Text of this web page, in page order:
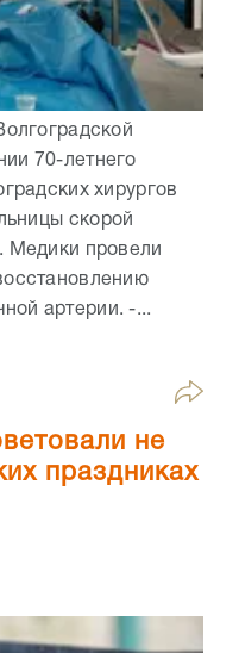
70-летнего
хирургов
скорой
Медики провели
артерии. -...
не
праздниках